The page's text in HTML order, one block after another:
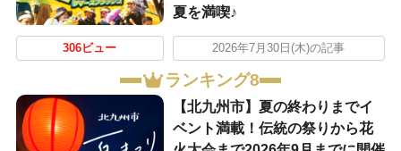
夏を満喫♪
306ビュー 2026年7月30日(木)の記事
ランキング8
【北九州市】夏の終わりまでイ
ベント満載！伝統の祭りから花